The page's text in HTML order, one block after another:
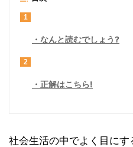
1
なんと読むでしょう?
2
正解はこちら!
社会生活の中でよく目に